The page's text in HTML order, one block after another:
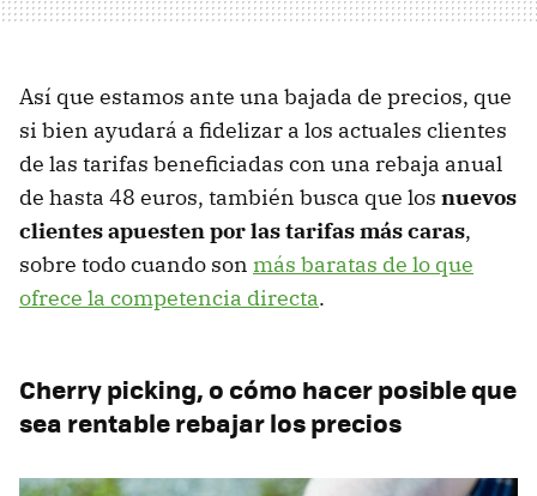
Así que estamos ante una bajada de precios, que
si bien ayudará a fidelizar a los actuales clientes
de las tarifas beneficiadas con una rebaja anual
de hasta 48 euros, también busca que los nuevos
clientes apuesten por las tarifas más caras,
sobre todo cuando son más baratas de lo que
ofrece la competencia directa.
Cherry picking, o cómo hacer posible que
sea rentable rebajar los precios